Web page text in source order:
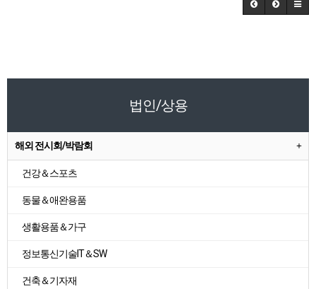
법인/상용
해외 전시회/박람회
건강＆스포츠
동물＆애완용품
생활용품＆가구
정보통신기술IT＆SW
건축＆기자재